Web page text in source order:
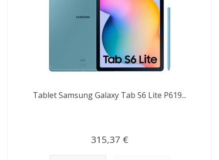
Tablet Samsung Galaxy Tab S6 Lite P619...
315,37 €